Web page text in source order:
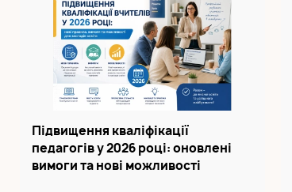
Підвищення кваліфікації
педагогів у 2026 році: оновлені
вимоги та нові можливості